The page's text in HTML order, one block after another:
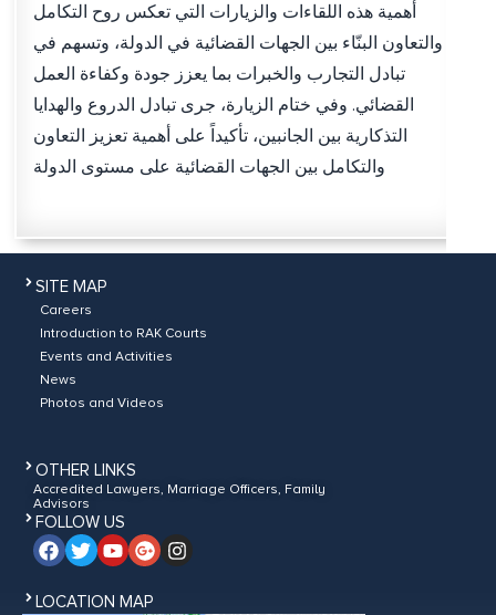
أهمية هذه اللقاءات والزيارات التي تعكس روح التكامل
والتعاون البنّاء بين الجهات القضائية في الدولة، وتسهم في
تبادل التجارب والخبرات بما يعزز جودة وكفاءة العمل
القضائي. وفي ختام الزيارة، جرى تبادل الدروع والهدايا
التذكارية بين الجانبين، تأكيداً على أهمية تعزيز التعاون
والتكامل بين الجهات القضائية على مستوى الدولة
SITE MAP
Careers
Introduction to RAK Courts
Events and Activities
News
Photos and Videos
OTHER LINKS
Accredited Lawyers, Marriage Officers, Family
Advisors
FOLLOW US
LOCATION MAP